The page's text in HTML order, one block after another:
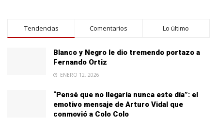
Tendencias Comentarios Lo último
Blanco y Negro le dio tremendo portazo a
Fernando Ortiz
ENERO 12, 2026
“Pensé que no llegaría nunca este día”: el
emotivo mensaje de Arturo Vidal que
conmovió a Colo Colo